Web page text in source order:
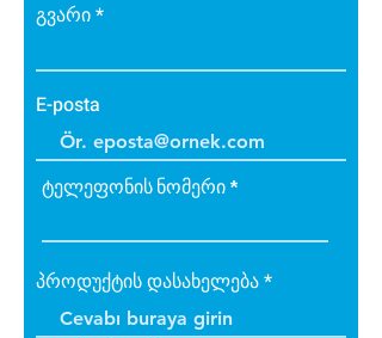
გვარი
E-posta
ტელეფონის ნომერი
პროდუქტის დასახელება